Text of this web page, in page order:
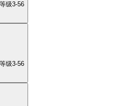
等级3-56
等级3-56